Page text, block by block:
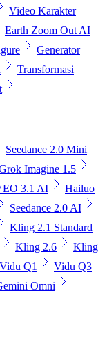
Video Karakter
Earth Zoom Out AI
Generator
Transformasi
Seedance 2.0 Mini
Imagine 1.5
3.1 AI
Hailuo
Seedance 2.0 AI
Kling 2.1 Standard
Kling 2.6
Kling
Vidu Q1
Vidu Q3
Omni